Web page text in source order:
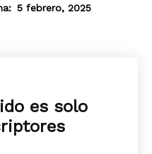
5 febrero, 2025
es solo